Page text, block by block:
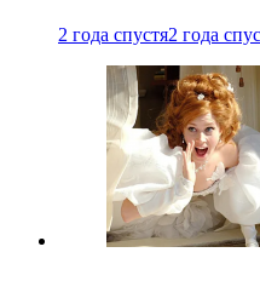
2 года спустя2 года